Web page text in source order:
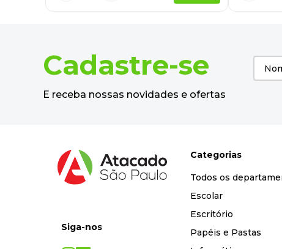
Cadastre-se
E receba nossas novidades e ofertas
Siga-nos
Categorias
Todos os
Escolar
Escritório
Papéis e Pastas